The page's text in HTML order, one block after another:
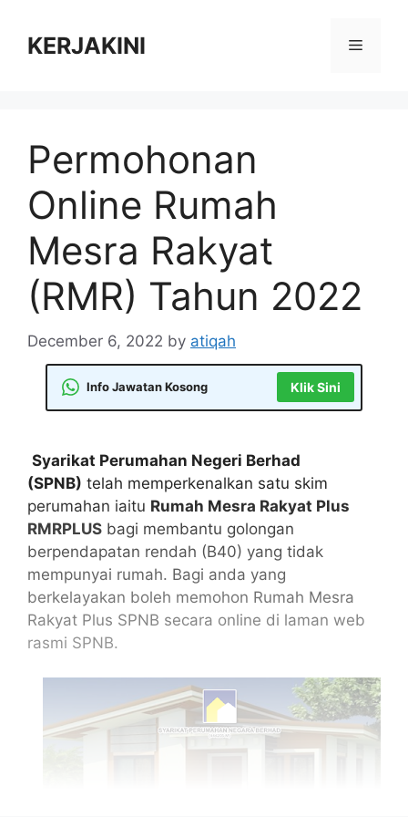
contentKERJAKINI Menu
Permohonan
Online Rumah
Mesra Rakyat
(RMR) Tahun 2022
December 6, 2022 by atiqah
Info Jawatan Kosong Klik Sini
Syarikat Perumahan Negeri Berhad
(SPNB) telah memperkenalkan satu skim
perumahan iaitu Rumah Mesra Rakyat Plus
RMRPLUS bagi membantu golongan
berpendapatan rendah (B40) yang tidak
mempunyai rumah. Bagi anda yang
berkelayakan boleh memohon Rumah Mesra
Rakyat Plus SPNB secara online di laman web
rasmi SPNB.